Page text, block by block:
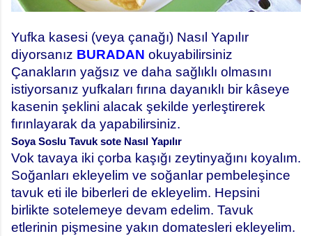
Yufka kasesi (veya çanağı) Nasıl Yapılır
diyorsanız BURADAN okuyabilirsiniz
Çanakların yağsız ve daha sağlıklı olmasını
istiyorsanız yufkaları fırına dayanıklı bir kâseye
kasenin şeklini alacak şekilde yerleştirerek
fırınlayarak da yapabilirsiniz.
Soya Soslu Tavuk sote Nasıl Yapılır
Vok tavaya iki çorba kaşığı zeytinyağını koyalım.
Soğanları ekleyelim ve soğanlar pembeleşince
tavuk eti ile biberleri de ekleyelim. Hepsini
birlikte sotelemeye devam edelim. Tavuk
etlerinin pişmesine yakın domatesleri ekleyelim.